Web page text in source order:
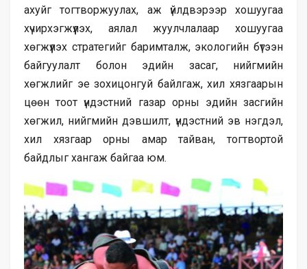
ахуйг тогтворжуулах, аж үйлдвэрээр хошуугаа
хүчирхэгжүүлэх, аялал жуулчлалаар хошуугаа
хөгжүүлэх стратегийг баримталж, экологийн бүтээн
байгуулалт болон эдийн засаг, нийгмийн
хөгжлийг эе зохицонгуй байлгаж, хил хязгаарын
цөөн тоот үндэстний газар орны эдийн засгийн
хөгжил, нийгмийн дэвшилт, үндэстний эв нэгдэл,
хил хязгаар орны амар тайван, тогтвортой
байдлыг хангаж байгаа юм.